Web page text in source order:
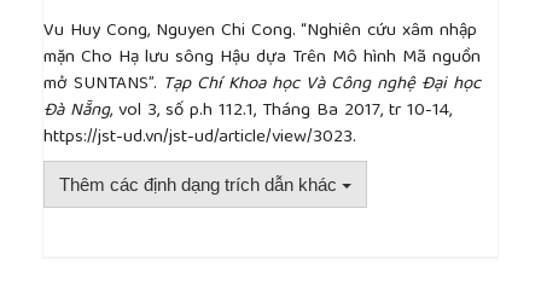
60–85.
[13]Wang, B. et al. 2011, "Modeling and
understanding turbulent mixing in a macrotidal salt
wedge estuary", Journal of Geophysical Research:
Oceans, 116, C2 (Feb. 2011), C02036.
[14]Wang, X. et al. 2009, "Modeling tides in
Monterey Bay, California", Deep Sea Research Part
II: Topical Studies in Oceanography, 56, 3–5 (Feb.
Vu Huy Cong, Nguyen Chi Cong. “Nghiên cứu xâm nhập
mặn Cho Hạ lưu sông Hậu dựa Trên Mô hình Mã nguồn
mở SUNTANS”. Tạp Chí Khoa học Và Công nghệ Đại học
Đà Nẵng, vol 3, số p.h 112.1, Tháng Ba 2017, tr 10-14,
https://jst-ud.vn/jst-ud/article/view/3023.
Thêm các định dạng trích dẫn khác